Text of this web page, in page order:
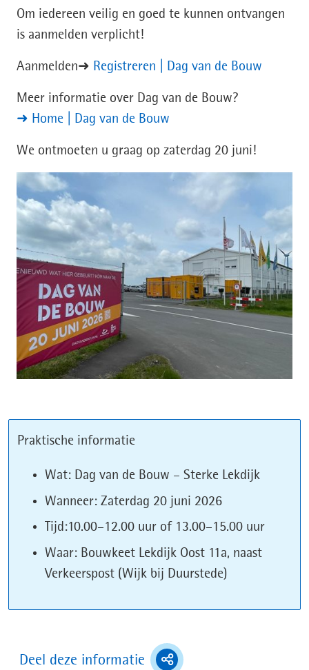
Om iedereen veilig en goed te kunnen ontvangen
is aanmelden verplicht!
Aanmelden➜ Registreren | Dag van de Bouw
Meer informatie over Dag van de Bouw?
➜ Home | Dag van de Bouw
venster)
We ontmoeten u graag op zaterdag 20 juni!
Praktische informatie
Wat: Dag van de Bouw – Sterke Lekdijk
Wanneer: Zaterdag 20 juni 2026
Tijd:10.00–12.00 uur of 13.00–15.00 uur
Waar: Bouwkeet Lekdijk Oost 11a, naast
Verkeerspost (Wijk bij Duurstede)
Deel deze informatie (toont